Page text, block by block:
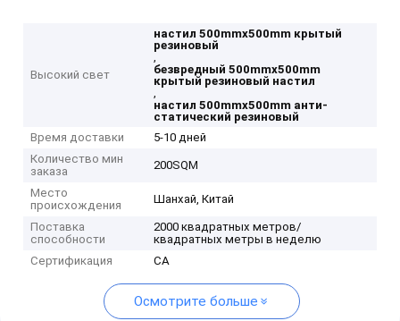
Высокий свет
настил 500mmx500mm крытый
резиновый
,
безвредный 500mmx500mm
крытый резиновый настил
,
настил 500mmx500mm анти-
статический резиновый
Время доставки
5-10 дней
Количество мин
заказа
200SQM
Место
происхождения
Шанхай, Китай
Поставка
способности
2000 квадратных метров/
квадратных метры в неделю
Сертификация
CA
Осмотрите больше